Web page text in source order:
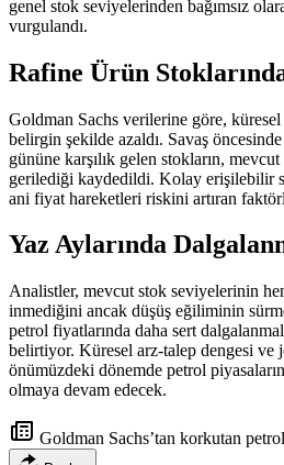
genel stok seviyelerinden bağımsız
vurgulandı.
Rafine Ürün
Goldman Sachs verilerine göre,
belirgin şekilde azaldı. Savaş
gününe karşılık gelen stokların,
gerilediği kaydedildi. Kolay erişilebilir
ani fiyat hareketleri riskini artıran
Yaz Aylarında
Analistler, mevcut stok seviyelerinin
inmediğini ancak düşüş eğiliminin
petrol fiyatlarında daha sert
belirtiyor. Küresel arz-talep dengesi ve
önümüzdeki dönemde petrol
olmaya devam edecek.
Goldman Sachs’tan korkutan petrol